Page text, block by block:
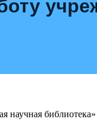
научная библиотека»